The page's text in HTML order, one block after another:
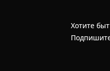
Хотите